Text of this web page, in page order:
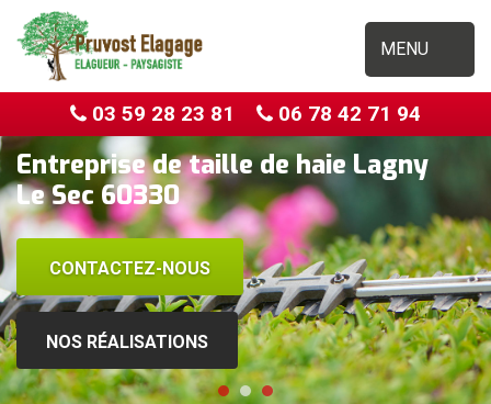
MENU
03 59 28 23 81 06 78 42 71 94
Entreprise de taille de haie Lagny
Le Sec 60330
CONTACTEZ-NOUS
NOS RÉALISATIONS